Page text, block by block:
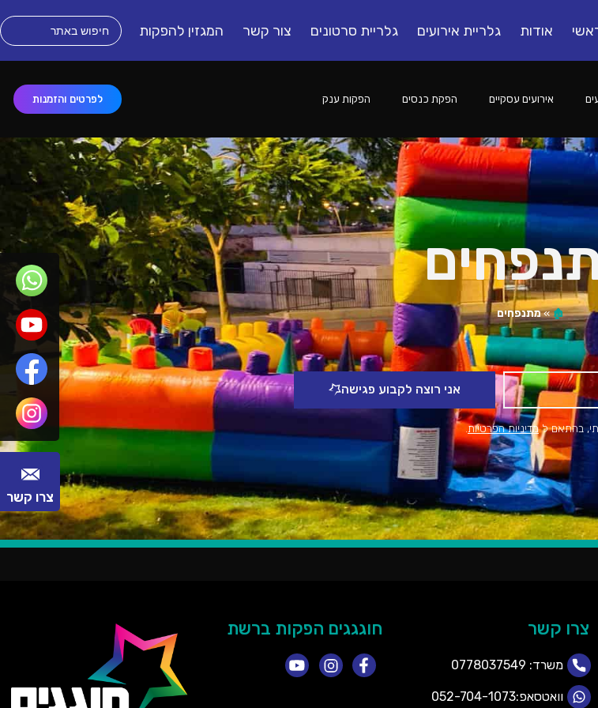
אודות גלריית אירועים גלריית סרטונים צור קשר המגזין להפקות
צרו קשר
אירועים עסקיים הפקת כנסים הפקות ענק לפרטים והזמנות
🏚️
»מתנפחים
בהתאם למדיניות הפרטיות.
אני רוצה לקבוע פגישה
צרו קשר
משרד: 0778037549
וואטסאפ:052-704-1073
חוגגגים הפקות ברשת